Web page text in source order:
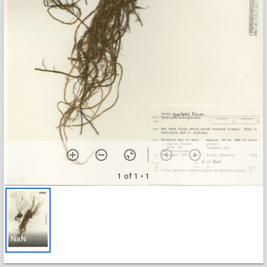
1 of 1 • 1
NaN